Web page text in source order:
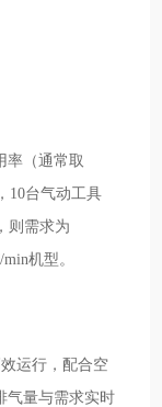
率（通常取
10台气动工具
则需求为
机型。
运行，配合空
气量与需求实时